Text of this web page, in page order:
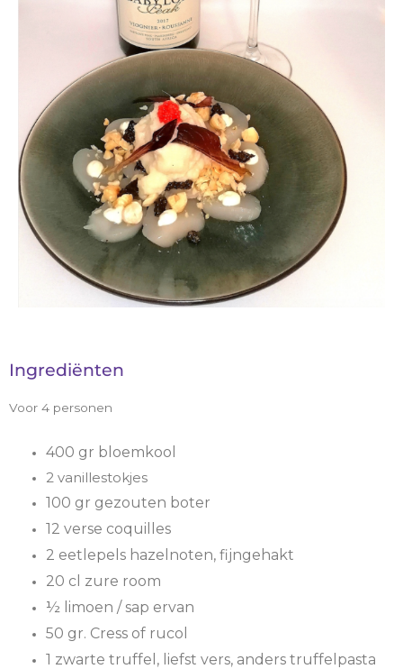
Ingrediënten
Voor 4 personen
400 gr bloemkool
2 vanillestokjes
100 gr gezouten boter
12 verse coquilles
2 eetlepels hazelnoten, fijngehakt
20 cl zure room
½ limoen / sap ervan
50 gr. Cress of rucol
1 zwarte truffel, liefst vers, anders truffelpasta